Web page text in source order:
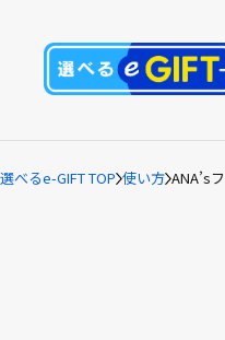
選べるe-GIFT TOP 使い方 ANA’s